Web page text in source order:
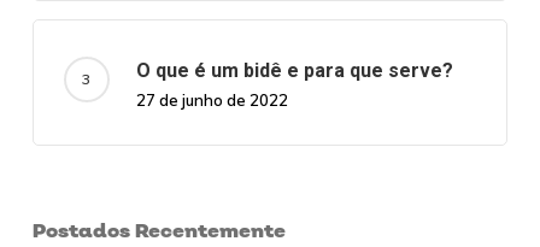
O que é um bidê e para que serve?
27 de junho de 2022
Postados Recentemente